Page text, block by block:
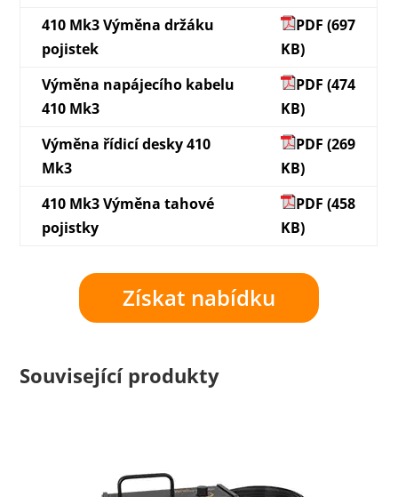
410 Mk3 Výměna držáku
pojistek
PDF (697
KB)
Výměna napájecího kabelu
410 Mk3
PDF (474
KB)
Výměna řídicí desky 410
Mk3
PDF (269
KB)
410 Mk3 Výměna tahové
pojistky
PDF (458
KB)
Získat nabídku
Související produkty